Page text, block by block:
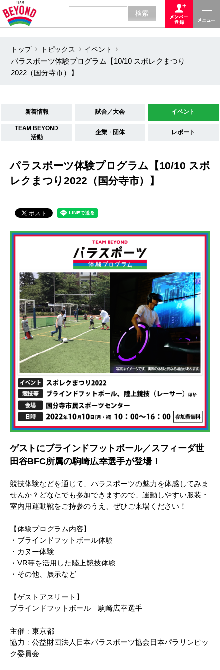
トップ トピックス
イベント
パラスポーツ体験プログラム【10/10 スポレクまつり
2022（国分寺市）】
新着情報 試合／大会 イベント
TEAM BEYOND
活動
企業・団体 レポート
パラスポーツ体験プログラム【10/10 スポ
レクまつり2022（国分寺市）】
ゲストにブラインドフットボール／スフィーダ世
田谷BFC所属の駒崎広幸選手が登場！
競技体験などを通じて、パラスポーツの魅力を体感してみま
せんか？どなたでも参加できますので、運動しやすい服装・
室内用運動靴をご持参のうえ、ぜひご来場ください！
【体験プログラム内容】
・ブラインドフットボール体験
・カヌー体験
・VR等を活用した陸上競技体験
・その他、展示など
【ゲストアスリート】
ブラインドフットボール 駒崎広幸選手
主催：東京都
協力：公益財団法人日本パラスポーツ協会日本パラリンピッ
ク委員会